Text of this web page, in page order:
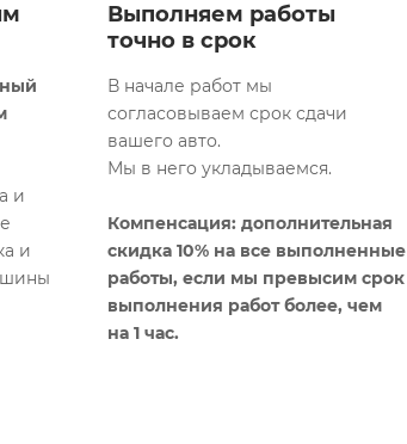
и
и
Выполняем работы
точно в срок
В начале работ мы
согласовываем срок сдачи
вашего авто.
Мы в него укладываемся.
Компенсация: дополнительная
скидка 10% на все выполненные
работы, если мы превысим срок
выполнения работ более, чем
на 1 час.​